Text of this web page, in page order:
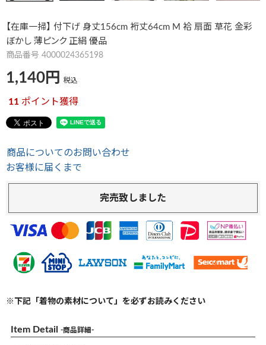
【在庫一掃】 付下げ 身丈156cm 裄丈64cm M 袷 扇面 草花 金彩
ぼかし 薄ピンク 正絹 優品
商品番号 4000024365198
1,140 税込
11 ポイント獲得
商品についてのお問い合わせ
お客様に届くまで
完売致しました
※下記「着物の素材について」を必ずお読みください
Item Detail -商品詳細-